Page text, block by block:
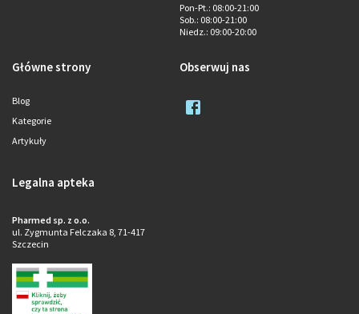
Pon-Pt.: 08:00-21:00
Sob.: 08:00-21:00
Niedz.: 09:00-20:00
Główne strony
Blog
Kategorie
Artykuły
Legalna apteka
Pharmed sp. z o.o.
ul. Zygmunta Felczaka 8, 71-417
Szczecin
Obserwuj nas